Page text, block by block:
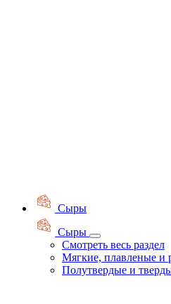
Сыры
Сыры
Смотреть весь раздел
Мягкие, плавленые и
Полутвердые и